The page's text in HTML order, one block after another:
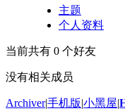
主题
个人资料
当前共有 0 个好友
没有相关成员
Archiver|手机版|小黑屋|